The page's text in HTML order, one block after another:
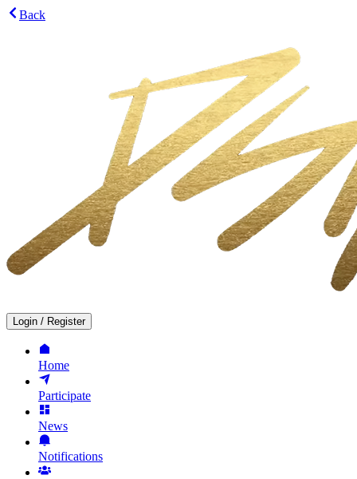
Back
Login / Register
Home
Participate
News
Notifications